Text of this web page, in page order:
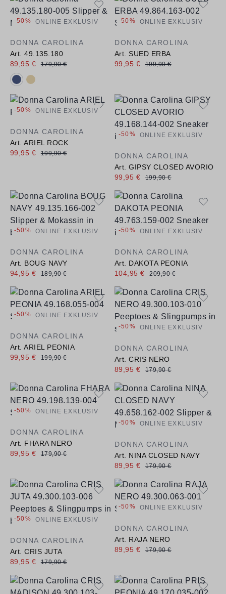
-50% ONLINE EXKLUSIV
DONNA CAROLINA
Art. 49.135.180
89,95 €
179,90 €
Verfügbare Farbvarianten:
-50% ONLINE EXKLUSIV
DONNA CAROLINA
Art. SUED ERBA
99,95 €
199,90 €
-50% ONLINE EXKLUSIV
DONNA CAROLINA
Art. ARIEL ROCK
99,95 €
199,90 €
-50% ONLINE EXKLUSIV
DONNA CAROLINA
Art. GIPSY CLOSED AVORIO
99,95 €
199,90 €
-50% ONLINE EXKLUSIV
DONNA CAROLINA
Art. BOUG NAVY
94,95 €
189,90 €
-50% ONLINE EXKLUSIV
DONNA CAROLINA
Art. DAKOTA PEONIA
104,95 €
209,90 €
-50% ONLINE EXKLUSIV
DONNA CAROLINA
Art. ARIEL PEONIA
99,95 €
199,90 €
-50% ONLINE EXKLUSIV
DONNA CAROLINA
Art. CRIS NERO
89,95 €
179,90 €
-50% ONLINE EXKLUSIV
DONNA CAROLINA
Art. FHARA NERO
89,95 €
179,90 €
-50% ONLINE EXKLUSIV
DONNA CAROLINA
Art. NINA CLOSED NAVY
89,95 €
179,90 €
-50% ONLINE EXKLUSIV
DONNA CAROLINA
Art. CRIS JUTA
89,95 €
179,90 €
-50% ONLINE EXKLUSIV
DONNA CAROLINA
Art. RAJA NERO
89,95 €
179,90 €